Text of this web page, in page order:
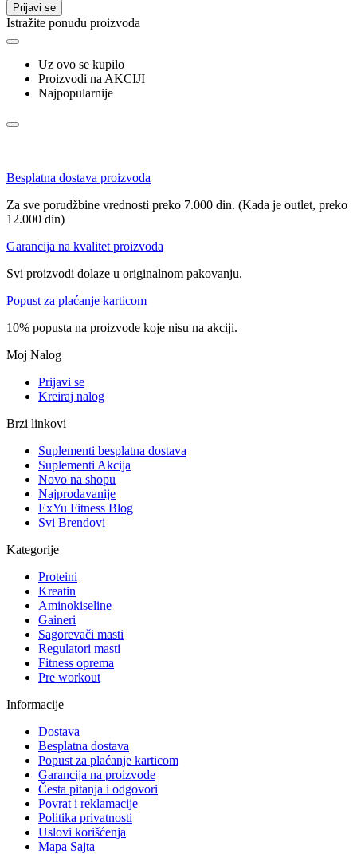
Prijavi se
Istražite ponudu proizvoda
Uz ovo se kupilo
Proizvodi na AKCIJI
Najpopularnije
Besplatna dostava proizvoda
Za sve porudžbine vrednosti preko 7.000 din. (Kada je outlet, preko
12.000 din)
Garancija na kvalitet proizvoda
Svi proizvodi dolaze u originalnom pakovanju.
Popust za plaćanje karticom
10% popusta na proizvode koje nisu na akciji.
Moj Nalog
Prijavi se
Kreiraj nalog
Brzi linkovi
Suplementi besplatna dostava
Suplementi Akcija
Novo na shopu
Najprodavanije
ExYu Fitness Blog
Svi Brendovi
Kategorije
Proteini
Kreatin
Aminokiseline
Gaineri
Sagorevači masti
Regulatori masti
Fitness oprema
Pre workout
Informacije
Dostava
Besplatna dostava
Popust za plaćanje karticom
Garancija na proizvode
Česta pitanja i odgovori
Povrat i reklamacije
Politika privatnosti
Uslovi korišćenja
Mapa Sajta